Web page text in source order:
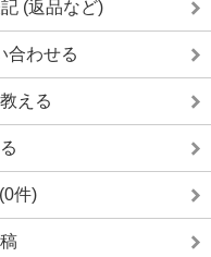
(返品など)
合わせる
える
件)